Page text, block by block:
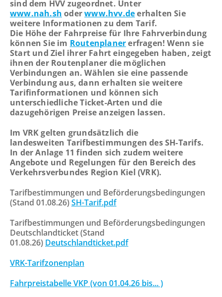
ab 02.03.2026
Vollsperrung der K30 Stein/Ellernbrook
Linie 360: Vollsperrung der K14
Wankendorf-Perdoel
Vollsperrung L53 Rathjensdorf-Lebrade
Komfortzuschlag („ALFA Euro") für ALFA-
Fahrten ab 01.04.2026
Vorübergehende Einstellung der ALFA-
Wochenend-/Feiertagsfahrten im Bereich
Vollsperrung der Straße Eichkamp in
Schönberg
Vollsperrung der Segeberger Landstraße in
Bornhöved
TICKETPREISE
Fahrkarten
Routenplaner (NAH.SH)
FAHRPLÄNE
question
mark
key
to
get
the
keyboard
shortcuts
for
changing
dates.
sind dem HVV zugeordnet. Unter
www.nah.sh oderwww.hvv.deerhalten Sie
weitere Informationen zu dem Tarif.
Die Höhe der Fahrpreise für Ihre Fahrverbindung
können Sie im Routenplanererfragen! Wenn sie
Start und Ziel ihrer Fahrt eingegeben haben, zeigt
ihnen der Routenplaner die möglichen
Verbindungen an. Wählen sie eine passende
Verbindung aus, dann erhalten sie weitere
Tarifinformationen und können sich
unterschiedliche Ticket-Arten und die
dazugehörigen Preise anzeigen lassen.
Im VRK gelten grundsätzlich die
landesweiten Tarifbestimmungen des SH-Tarifs.
In der Anlage 11 finden sich zudem weitere
Angebote und Regelungen für den Bereich des
Verkehrsverbundes Region Kiel (VRK).
Tarifbestimmungen und Beförderungsbedingungen
(Stand 01.08.26)SH-Tarif.pdf
Tarifbestimmungen und Beförderungsbedingungen
Deutschlandticket (Stand
01.08.26) Deutschlandticket.pdf
VRK-Tarifzonenplan
Fahrpreistabelle VKP (von 01.04.26 bis... )